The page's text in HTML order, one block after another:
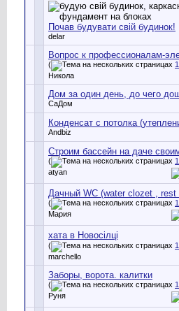
Почав будувати свій будинок!
delar
Вопрос к профессионалам-
( 1
Никола
Дом за один день, до чего
СаДом
Конденсат с потолка
Andbiz
Строим бассейн на даче
( 1
atyan
Дачный WC (water clozet , rest
( 1
Мария
хата в Новосілці
( 1
marchello
Заборы, ворота. калитки
( 1
Руня